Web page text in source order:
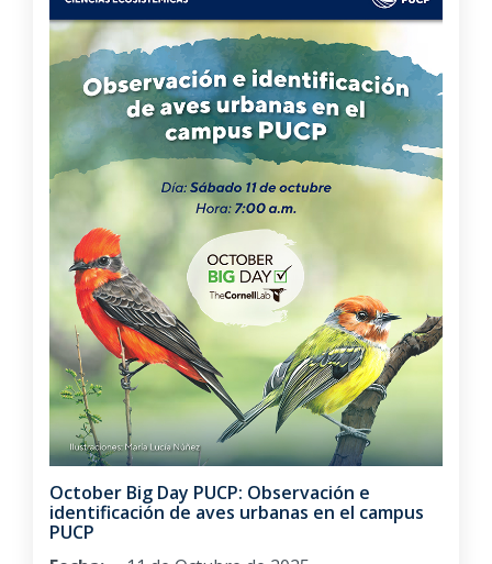
October Big Day PUCP: Observación e
identificación de aves urbanas en el campus
PUCP